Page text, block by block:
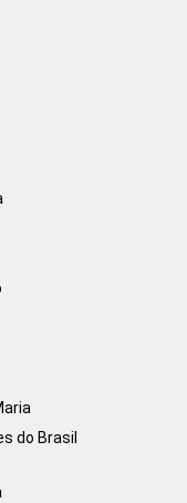
do Brasil